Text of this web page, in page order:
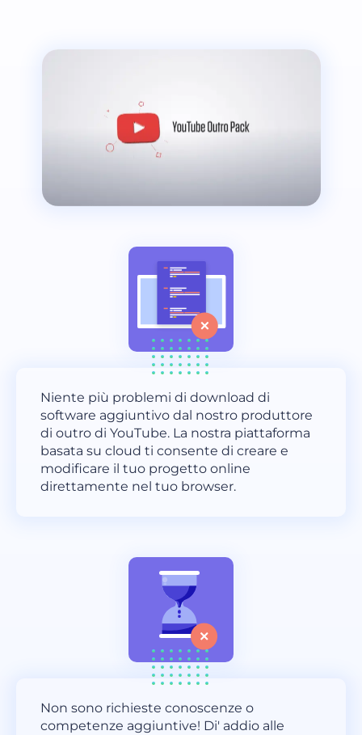
Niente più problemi di download di
software aggiuntivo dal nostro produttore
di outro di YouTube. La nostra piattaforma
basata su cloud ti consente di creare e
modificare il tuo progetto online
direttamente nel tuo browser.
Non sono richieste conoscenze o
competenze aggiuntive! Di' addio alle